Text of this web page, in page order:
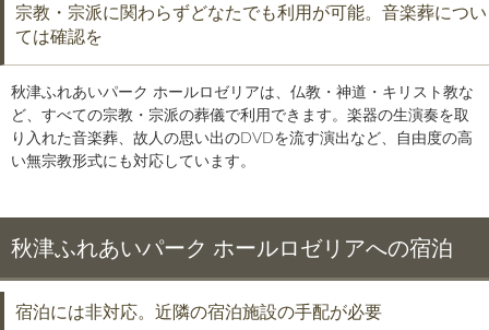
宗教・宗派に関わらずどなたでも利用が可能。音楽葬につい
ては確認を
秋津ふれあいパーク ホールロゼリアは、仏教・神道・キリスト教な
ど、すべての宗教・宗派の葬儀で利用できます。楽器の生演奏を取
り入れた音楽葬、故人の思い出のDVDを流す演出など、自由度の高
い無宗教形式にも対応しています。
秋津ふれあいパーク ホールロゼリアへの宿泊
宿泊には非対応。近隣の宿泊施設の手配が必要